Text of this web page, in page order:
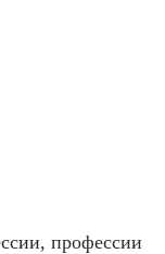
профессии